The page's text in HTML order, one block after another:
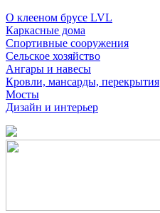
О клееном брусе LVL
Каркасные дома
Спортивные сооружения
Сельское хозяйство
Ангары и навесы
Кровли, мансарды, перекрытия
Мосты
Дизайн и интерьер